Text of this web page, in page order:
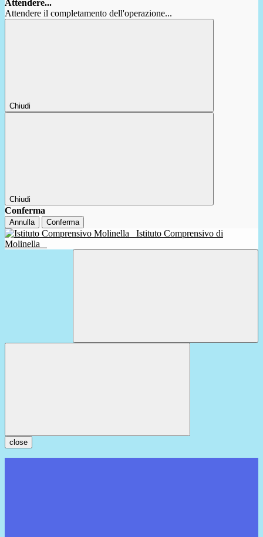
Attendere...
Attendere il completamento dell'operazione...
Chiudi
Chiudi
Conferma
Annulla Conferma
Istituto Comprensivo di
Molinella
close